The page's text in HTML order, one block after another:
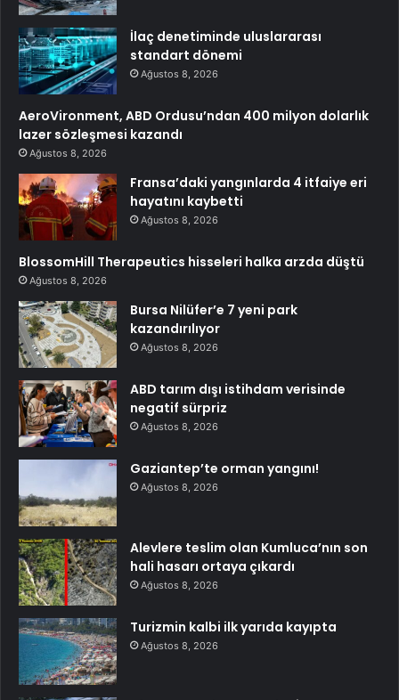
İlaç denetiminde uluslararası
standart dönemi
Ağustos 8, 2026
AeroVironment, ABD Ordusu’ndan 400 milyon dolarlık
lazer sözleşmesi kazandı
Ağustos 8, 2026
Fransa’daki yangınlarda 4 itfaiye eri
hayatını kaybetti
Ağustos 8, 2026
BlossomHill Therapeutics hisseleri halka arzda düştü
Ağustos 8, 2026
Bursa Nilüfer’e 7 yeni park
kazandırılıyor
Ağustos 8, 2026
ABD tarım dışı istihdam verisinde
negatif sürpriz
Ağustos 8, 2026
Gaziantep’te orman yangını!
Ağustos 8, 2026
Alevlere teslim olan Kumluca’nın son
hali hasarı ortaya çıkardı
Ağustos 8, 2026
Turizmin kalbi ilk yarıda kayıpta
Ağustos 8, 2026